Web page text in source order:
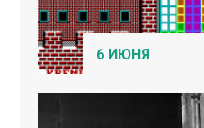
6 ИЮНЯ